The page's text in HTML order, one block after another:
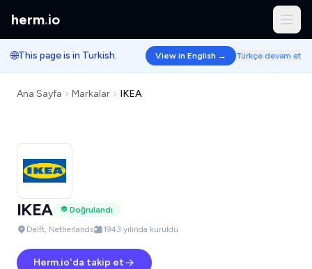
herm.io
🌐This page is in Turkish. View in English → Türkçe devam et
Ana Sayfa Markalar IKEA
IKEA
Doğrulandı
Delft, Netherlands
1943 yılında kuruldu
Herm.io'da takip et